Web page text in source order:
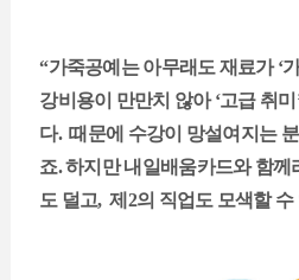
“가죽공예는 아무래도 재료가 ‘
강비용이 만만치 않아 ‘고급 취미
다. 때문에 수강이 망설여지는
죠. 하지만 내일배움카드와 함께
도 덜고, 제2의 직업도 모색할 수